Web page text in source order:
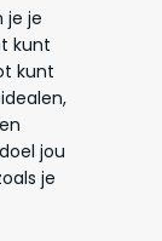
je je
kunt
kunt
jou
je